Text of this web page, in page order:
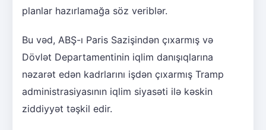
planlar hazırlamağa söz veriblər.
Bu vəd, ABŞ-ı Paris Sazişindən çıxarmış və
Dövlət Departamentinin iqlim danışıqlarına
nəzarət edən kadrlarını işdən çıxarmış Tramp
administrasiyasının iqlim siyasəti ilə kəskin
ziddiyyət təşkil edir.